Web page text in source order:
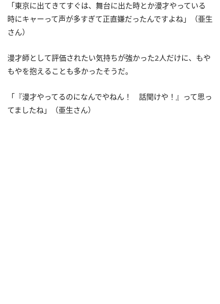
「東京に出てきてすぐは、舞台に出た時とか漫才やっている
時にキャーって声が多すぎて正直嫌だったんですよね」（亜生
さん）
漫才師として評価されたい気持ちが強かった2人だけに、もや
もやを抱えることも多かったそうだ。
「『漫才やってるのになんでやねん！ 話聞けや！』って思っ
てましたね」（亜生さん）